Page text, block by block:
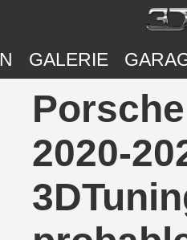
GALERIE
2020-